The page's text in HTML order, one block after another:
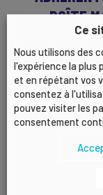
BOÎTE
Ce
Nous utilisons des
l'expérience la plus
et en répétant vos
consentez à
pouvez visiter les
consentement